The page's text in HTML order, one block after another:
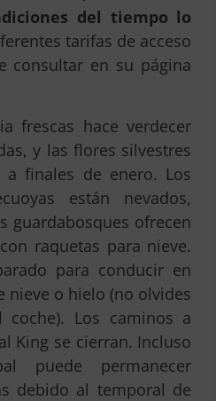
del tiempo lo
tarifas de acceso
consultar en su página
frescas hace verdecer
y las flores silvestres
a finales de enero. Los
están nevados,
guardabosques ofrecen
raquetas para nieve.
para conducir en
nieve o hielo (no olvides
coche). Los caminos a
King se cierran. Incluso
puede permanecer
debido al temporal de